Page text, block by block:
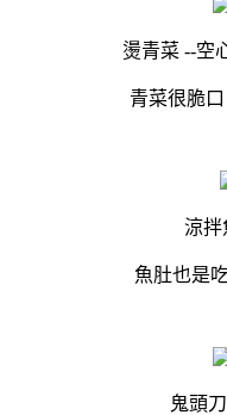
燙青菜 --空
青菜很脆
涼拌
魚肚也是
鬼頭